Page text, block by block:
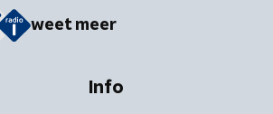
weet meer
Info